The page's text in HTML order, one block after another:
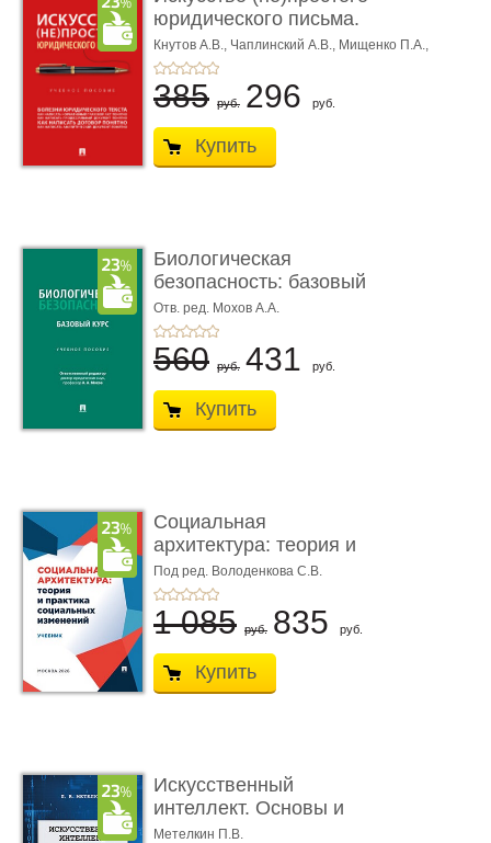
юридического письма.
Уч ...
Кнутов А.В., Чаплинский А.В., Мищенко П.А.,
Алимпеев Д.Р.
385 руб. 296 руб.
Купить
Биологическая
безопасность: базовый
курс. Уче� ...
Отв. ред. Мохов А.А.
560 руб. 431 руб.
Купить
Социальная
архитектура: теория и
практика соц� ...
Под ред. Володенкова С.В.
1 085 руб. 835 руб.
Купить
Искусственный
интеллект. Основы и
практически ...
Метелкин П.В.